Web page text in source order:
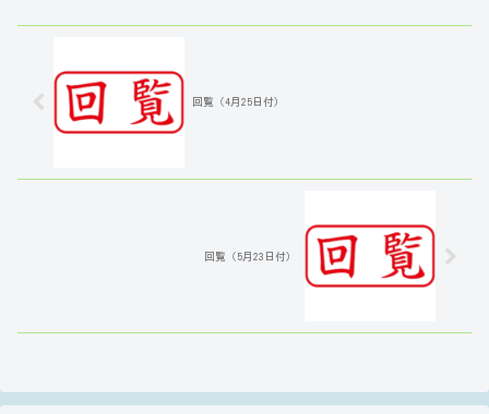
回覧（4月25日付）
回覧（5月23日付）